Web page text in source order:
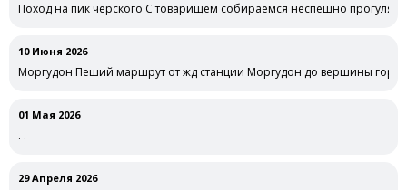
Поход на пик черского С товарищем собираемся неспешно
10 Июня 2026
Моргудон Пеший маршрут от жд станции Моргудон до вершины горы
01 Мая 2026
. .
29 Апреля 2026